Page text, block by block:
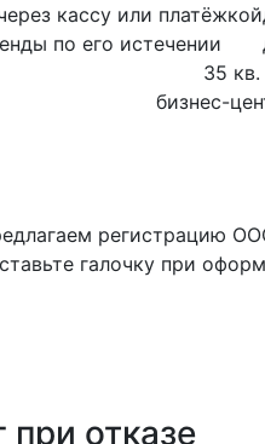
кассу или платёжкой
по его истечении
35
бизнес-
регистрацию
галочку при
при отказе